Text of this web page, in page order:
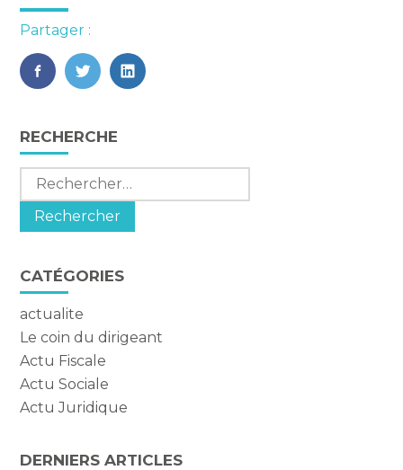
Partager :
FaceBook
TwitterLinkedIn
Blog
sidebar
RECHERCHE
Rechercher :
CATÉGORIES
actualite
Le coin du dirigeant
Actu Fiscale
Actu Sociale
Actu Juridique
DERNIERS ARTICLES